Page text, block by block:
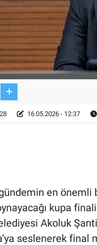
16.05.2026 - 12:37
en önemli
kupa
Akoluk
seslenerek final